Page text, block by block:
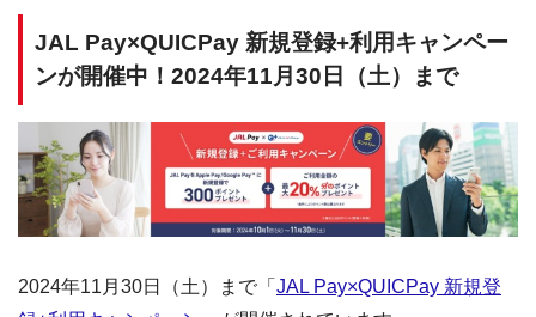
JAL Pay×QUICPay 新規登録+利用キャンペー
ンが開催中！2024年11月30日（土）まで
2024年11月30日（土）まで「 JAL Pay×QUICPay 新規登